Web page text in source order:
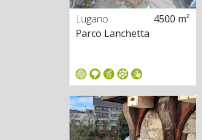
Lugano
4500 m²
Parco Lanchetta